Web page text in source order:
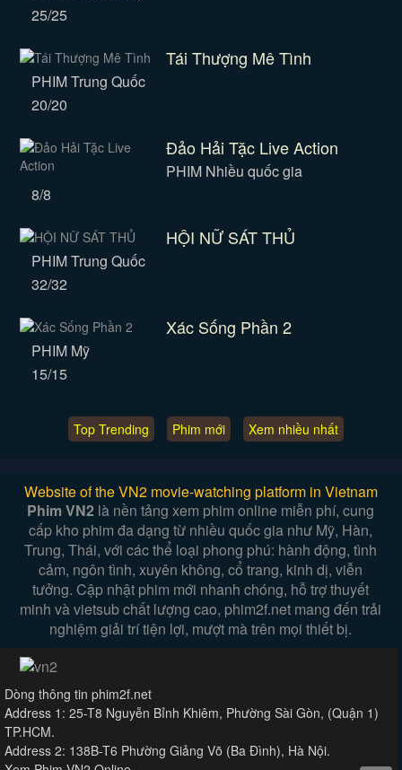
25/25
Tái Thượng Mê Tình
PHIM Trung Quốc
20/20
Đảo Hải Tặc Live Action
PHIM Nhiều quốc gia
8/8
HỘI NỮ SÁT THỦ
PHIM Trung Quốc
32/32
Xác Sống Phần 2
PHIM Mỹ
15/15
Top Trending Phim mới Xem nhiều nhất
Website of the VN2 movie-watching platform in Vietnam
Phim VN2 là nền tảng xem phim online miễn phí, cung
cấp kho phim đa dạng từ nhiều quốc gia như Mỹ, Hàn,
Trung, Thái, với các thể loại phong phú: hành động, tình
cảm, ngôn tình, xuyên không, cổ trang, kinh dị, viễn
tưởng. Cập nhật phim mới nhanh chóng, hỗ trợ thuyết
minh và vietsub chất lượng cao, phim2f.net mang đến trải
nghiệm giải trí tiện lợi, mượt mà trên mọi thiết bị.
Dòng thông tin phim2f.net
Address 1: 25-T8 Nguyễn Bỉnh Khiêm, Phường Sài Gòn, (Quận 1)
TP.HCM.
Address 2: 138B-T6 Phường Giảng Võ (Ba Đình), Hà Nội.